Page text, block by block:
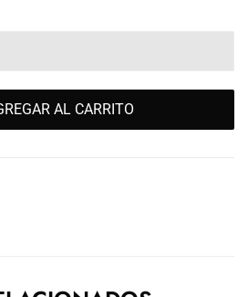
AL CARRITO